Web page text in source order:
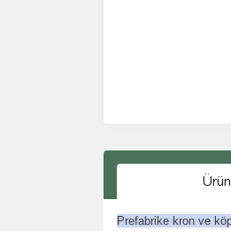
Prefabrike kron ve